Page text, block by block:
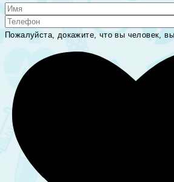
Пожалуйста, докажите, что вы человек,